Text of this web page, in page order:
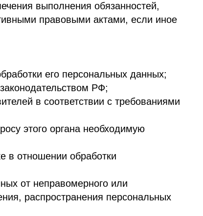
обработки
персональных
и уничтожить
форме, и в них не
случаев,
ее получения